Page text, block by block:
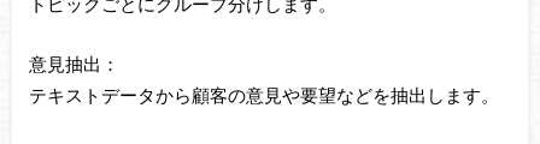
意見抽出：
テキストデータから顧客の意見や要望などを抽出します。